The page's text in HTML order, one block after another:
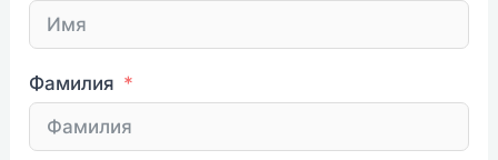
Фамилия